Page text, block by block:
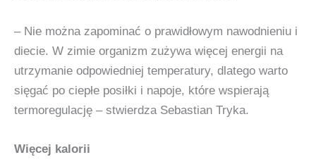
– Nie można zapominać o prawidłowym nawodnieniu i
diecie. W zimie organizm zużywa więcej energii na
utrzymanie odpowiedniej temperatury, dlatego warto
sięgać po ciepłe posiłki i napoje, które wspierają
termoregulację – stwierdza Sebastian Tryka.
Więcej kalorii